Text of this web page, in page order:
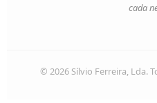
cada
© 2026 Sílvio Ferreira, Lda.